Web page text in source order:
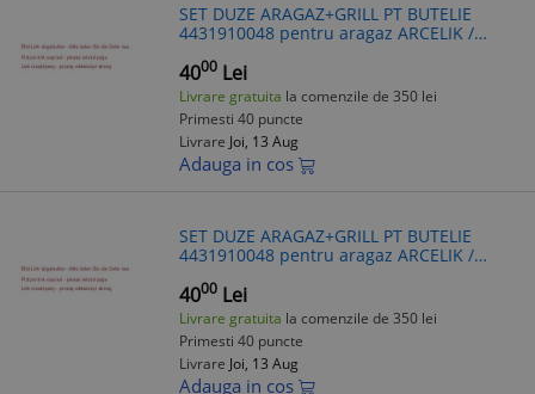
SET DUZE ARAGAZ+GRILL PT BUTELIE
4431910048 pentru aragaz ARCELIK /
4000 Lei
Livrare gratuita la comenzile de 350 lei
Primesti 40 puncte
Livrare Joi, 13 Aug
Adauga in cos
SET DUZE ARAGAZ+GRILL PT BUTELIE
4431910048 pentru aragaz ARCELIK /
4000 Lei
Livrare gratuita la comenzile de 350 lei
Primesti 40 puncte
Livrare Joi, 13 Aug
Adauga in cos